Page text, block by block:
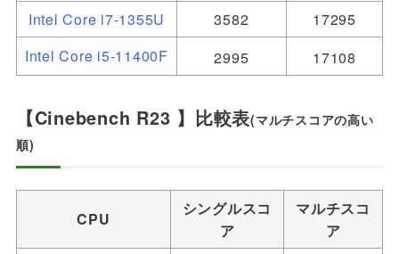
Intel Core i7-1355U
3582
17295
Intel Core i5-11400F
2995 17108
【Cinebench R23 】比較表(マルチスコアの高い
順)
CPU
シングルスコ
ア
マルチスコ
ア